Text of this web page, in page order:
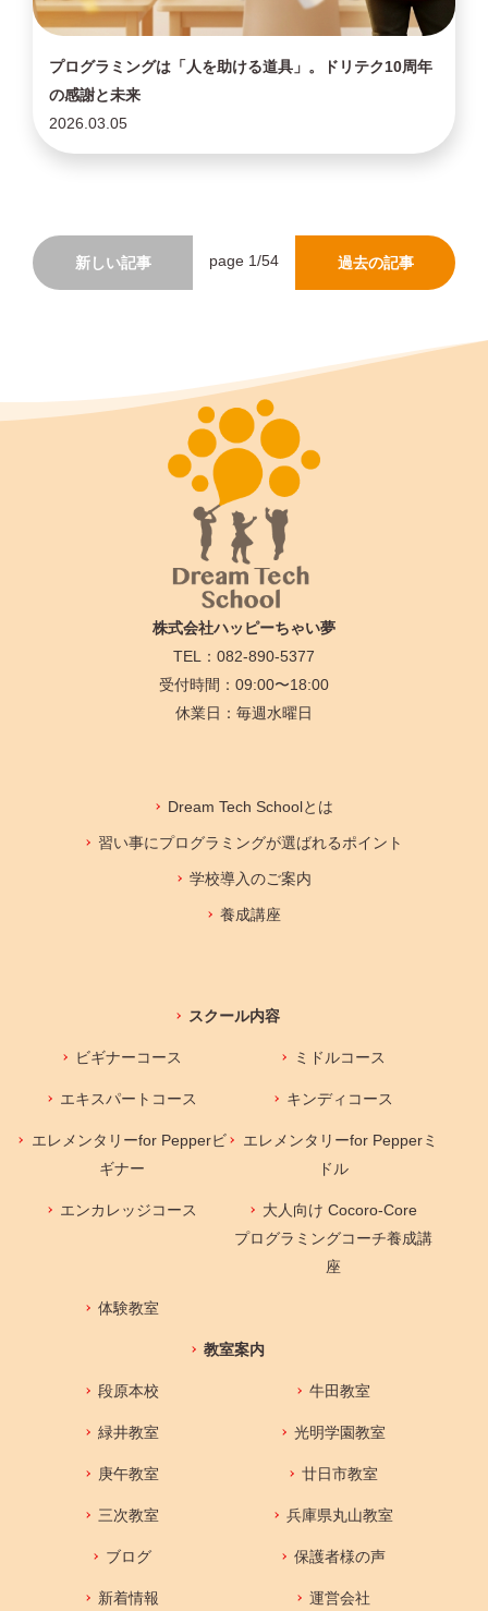
プログラミングは「人を助ける道具」。ドリテク10周年
の感謝と未来
2026.03.05
新しい記事 page 1/54 過去の記事
株式会社ハッピーちゃい夢
TEL：082-890-5377
受付時間：09:00〜18:00
休業日：毎週水曜日
Dream Tech Schoolとは
習い事にプログラミングが選ばれるポイント
学校導入のご案内
養成講座
スクール内容
ビギナーコース ミドルコース
エキスパートコース キンディコース
エレメンタリーfor Pepperビ
ギナー
エレメンタリーfor Pepperミ
ドル
エンカレッジコース
大人向け Cocoro-Core
プログラミングコーチ養成講
座
体験教室
教室案内
段原本校 牛田教室
緑井教室 光明学園教室
庚午教室 廿日市教室
三次教室 兵庫県丸山教室
ブログ 保護者様の声
新着情報 運営会社